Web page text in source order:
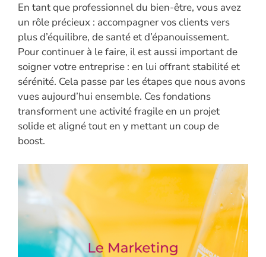
En tant que professionnel du bien-être, vous avez
un rôle précieux : accompagner vos clients vers
plus d’équilibre, de santé et d’épanouissement.
Pour continuer à le faire, il est aussi important de
soigner votre entreprise : en lui offrant stabilité et
sérénité. Cela passe par les étapes que nous avons
vues aujourd’hui ensemble. Ces fondations
transforment une activité fragile en un projet
solide et aligné tout en y mettant un coup de
boost.